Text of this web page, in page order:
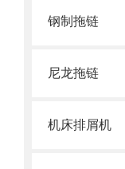
钢制拖链
尼龙拖链
机床排屑机